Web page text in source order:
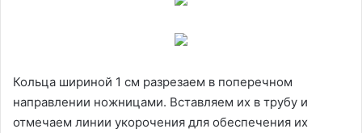
Кольца шириной 1 см разрезаем в поперечном
направлении ножницами. Вставляем их в трубу и
отмечаем линии укорочения для обеспечения их